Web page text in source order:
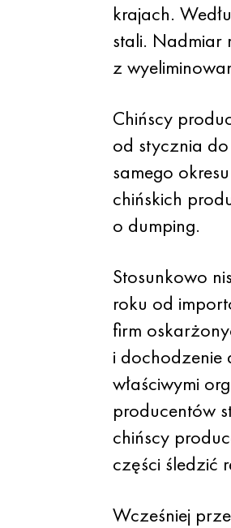
krajach.
stali. Nadmiar
z
Chińscy
od stycznia
samego
chińskich
o dumping.
Stosunkowo
roku od
firm
i dochodzenie
właściwymi
producentów
chińscy
części śledzić
Wcześniej